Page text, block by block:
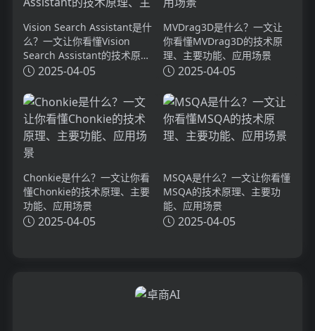
Vision Search Assistant是什
么？一文让你看懂Vision
Search Assistant的技术原
理、主要功能、应用场景
2025-04-05
MVDrag3D是什么？一文让
你看懂MVDrag3D的技术原
理、主要功能、应用场景
2025-04-05
Chonkie是什么？一文让你看
懂Chonkie的技术原理、主要
功能、应用场景
2025-04-05
MSQA是什么？一文让你看懂
MSQA的技术原理、主要功
能、应用场景
2025-04-05